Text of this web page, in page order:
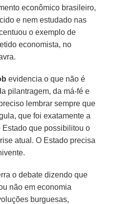
econômico brasileiro,
e nem estudado nas
o exemplo de
economista, no
evidencia o que não é
pilantragem, da má-fé e
lembrar sempre que
que foi exatamente a
que possibilitou o
atual. O Estado precisa
o debate dizendo que
não em economia
burguesas,